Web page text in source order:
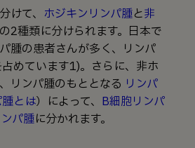
けて、 ホジキンリンパ腫と非
の2種類に分けられます。日本で
腫の患者さんが多く、リンパ
めています1)。さらに、非ホ
リンパ腫のもととなる リンパ
腫とは）によって、 B細胞リンパ
パ腫に分かれます。